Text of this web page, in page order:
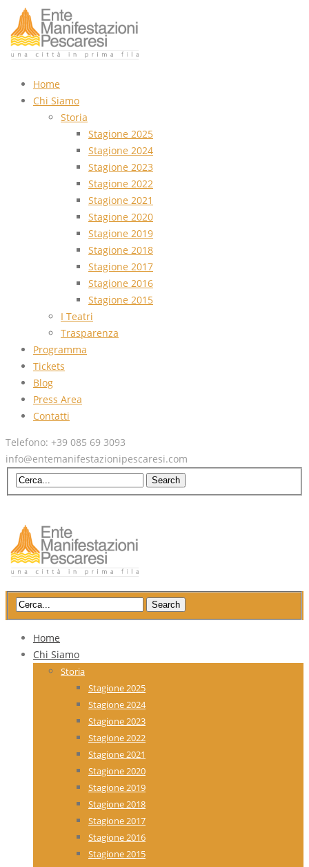
Home
Chi Siamo
Storia
Stagione 2025
Stagione 2024
Stagione 2023
Stagione 2022
Stagione 2021
Stagione 2020
Stagione 2019
Stagione 2018
Stagione 2017
Stagione 2016
Stagione 2015
I Teatri
Trasparenza
Programma
Tickets
Blog
Press Area
Contatti
Telefono: +39 085 69 3093
info@entemanifestazionipescaresi.com
Home
Chi Siamo
Storia
Stagione 2025
Stagione 2024
Stagione 2023
Stagione 2022
Stagione 2021
Stagione 2020
Stagione 2019
Stagione 2018
Stagione 2017
Stagione 2016
Stagione 2015